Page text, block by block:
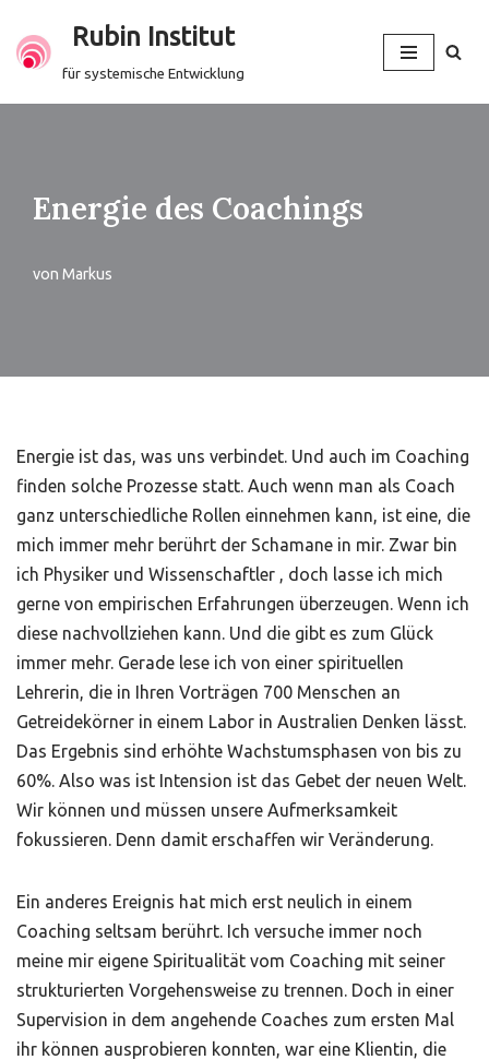
Zum
Rubin Institut
für systemische Entwicklung
Energie des Coachings
von Markus
Energie ist das, was uns verbindet. Und auch im Coaching
finden solche Prozesse statt. Auch wenn man als Coach
ganz unterschiedliche Rollen einnehmen kann, ist eine, die
mich immer mehr berührt der Schamane in mir. Zwar bin
ich Physiker und Wissenschaftler , doch lasse ich mich
gerne von empirischen Erfahrungen überzeugen. Wenn ich
diese nachvollziehen kann. Und die gibt es zum Glück
immer mehr. Gerade lese ich von einer spirituellen
Lehrerin, die in Ihren Vorträgen 700 Menschen an
Getreidekörner in einem Labor in Australien Denken lässt.
Das Ergebnis sind erhöhte Wachstumsphasen von bis zu
60%. Also was ist Intension ist das Gebet der neuen Welt.
Wir können und müssen unsere Aufmerksamkeit
fokussieren. Denn damit erschaffen wir Veränderung.
Ein anderes Ereignis hat mich erst neulich in einem
Coaching seltsam berührt. Ich versuche immer noch
meine mir eigene Spiritualität vom Coaching mit seiner
strukturierten Vorgehensweise zu trennen. Doch in einer
Supervision in dem angehende Coaches zum ersten Mal
ihr können ausprobieren konnten, war eine Klientin, die